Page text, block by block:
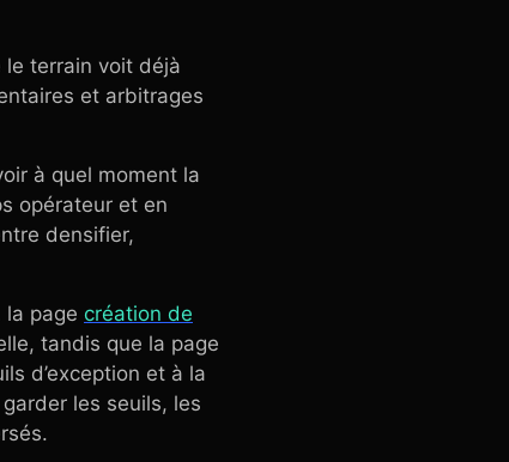
terrain voit déjà
et arbitrages
à quel moment la
opérateur et en
densifier,
page création de
tandis que la page
d’exception et à la
les seuils, les